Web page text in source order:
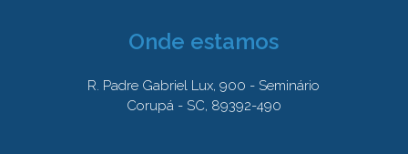
Onde estamos
R. Padre Gabriel Lux, 900 - Seminário
Corupá - SC, 89392-490